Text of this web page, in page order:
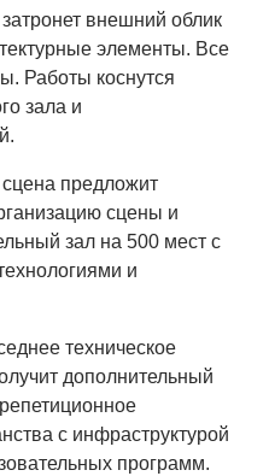
внешний облик
элементы. Все
Работы коснутся
зала и
предложит
сцены и
зал на 500 мест с
и
техническое
дополнительный
с инфраструктурой
программ.